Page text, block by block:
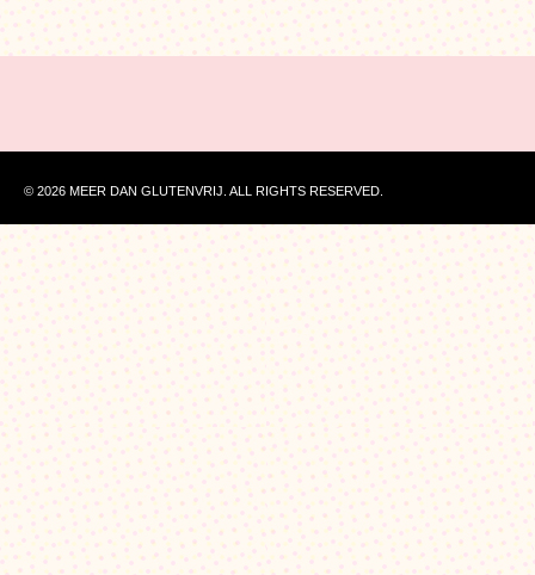
© 2026 MEER DAN GLUTENVRIJ. ALL RIGHTS RESERVED.